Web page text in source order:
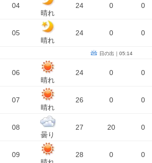
04
晴れ
24 0 0
05
晴れ
24 0 0
日の出｜05:14
06
晴れ
24 0 0
07
晴れ
26 0 0
08
曇り
27 20 0
09
28 0 0